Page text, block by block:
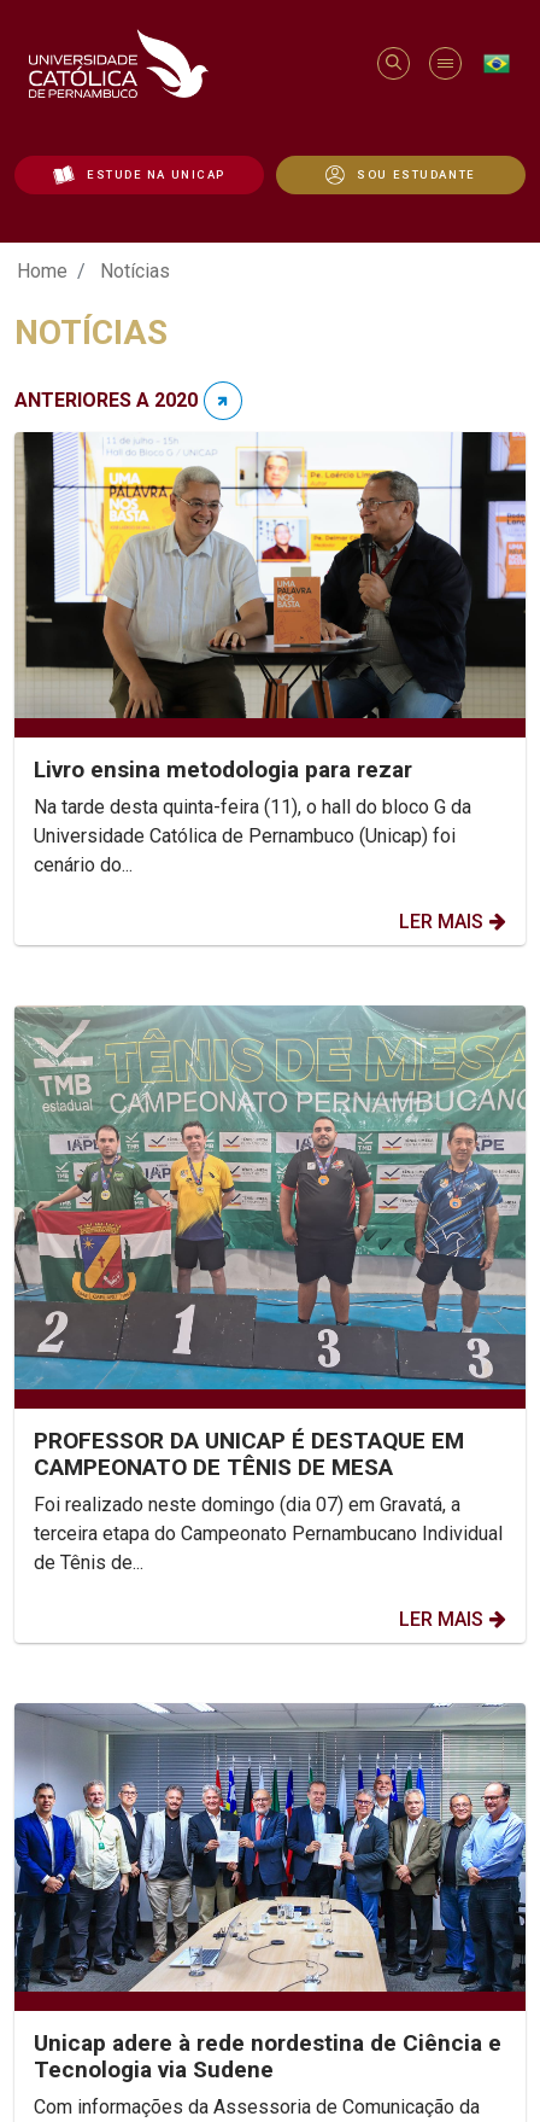
ESTUDE NA UNICAP SOU ESTUDANTE
Notícias - Unicap
Home Notícias
NOTÍCIAS
ANTERIORES A 2020
Livro ensina metodologia para rezar
Na tarde desta quinta-feira (11), o hall do bloco G da
Universidade Católica de Pernambuco (Unicap) foi
cenário do...
LER MAIS
PROFESSOR DA UNICAP É DESTAQUE EM
CAMPEONATO DE TÊNIS DE MESA
Foi realizado neste domingo (dia 07) em Gravatá, a
terceira etapa do Campeonato Pernambucano Individual
de Tênis de...
LER MAIS
Unicap adere à rede nordestina de Ciência e
Tecnologia via Sudene
Com informações da Assessoria de Comunicação da